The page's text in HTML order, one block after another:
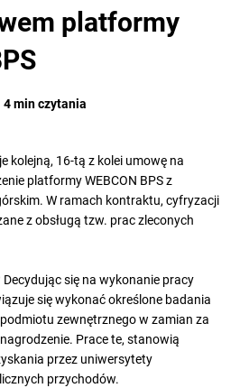
platformy
4 min czytania
kolejną, 16-tą z kolei umowę na
platformy WEBCON BPS z
W ramach kontraktu, cyfryzacji
z obsługą tzw. prac zleconych
się na wykonanie pracy
się wykonać określone badania
zewnętrznego w zamian za
Prace te, stanowią
przez uniwersytety
przychodów.